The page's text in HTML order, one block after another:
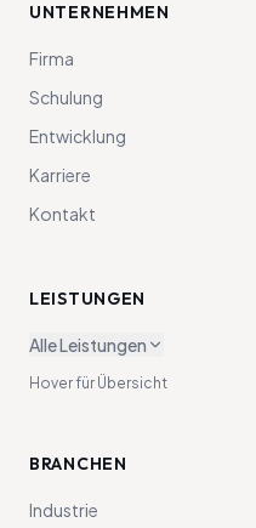
UNTERNEHMEN
Firma
Schulung
Entwicklung
Karriere
Kontakt
LEISTUNGEN
Alle Leistungen
Hover für Übersicht
BRANCHEN
Industrie